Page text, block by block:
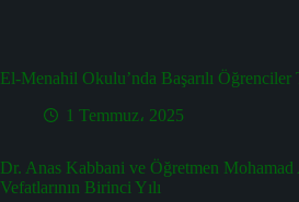
El-Menahil Okulu’nda Başarılı Öğrenciler
1 Temmuz، 2025
Dr. Anas Kabbani ve Öğretmen Mohamad
Vefatlarının Birinci Yılı